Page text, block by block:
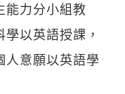
能力分小組教
以英語授課，
人意願以英語學